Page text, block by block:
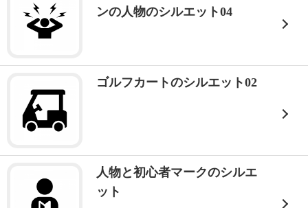
ンの人物のシルエット04
ゴルフカートのシルエット02
人物と初心者マークのシルエ
ット